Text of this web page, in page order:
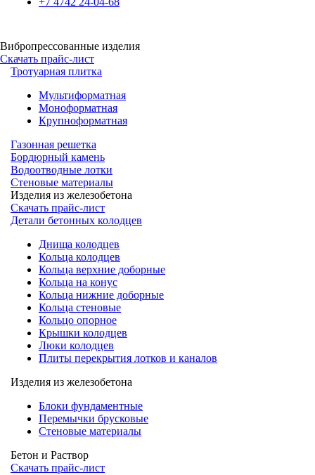
Вибропрессованные изделия
Скачать прайс-лист
Тротуарная плитка
Мультиформатная
Моноформатная
Крупноформатная
Газонная решетка
Бордюрный камень
Водоотводные лотки
Стеновые материалы
Изделия из железобетона
Скачать прайс-лист
Детали бетонных колодцев
Днища колодцев
Кольца колодцев
Кольца верхние доборные
Кольца на конус
Кольца нижние доборные
Кольца стеновые
Кольцо опорное
Крышки колодцев
Люки колодцев
Плиты перекрытия лотков и каналов
Изделия из железобетона
Блоки фундаментные
Перемычки брусковые
Стеновые материалы
Бетон и Раствор
Скачать прайс-лист